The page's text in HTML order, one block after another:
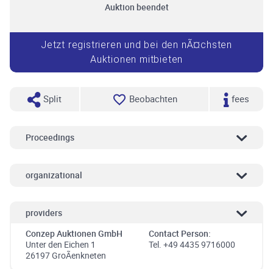
Auktion beendet
Jetzt registrieren und bei den nÃ¤chsten
Auktionen mitbieten
Split Beobachten fees
Proceedings
organizational
providers
Conzep Auktionen GmbH
Unter den Eichen 1
26197 GroÃenkneten
Contact Person:
Tel. +49 4435 9716000